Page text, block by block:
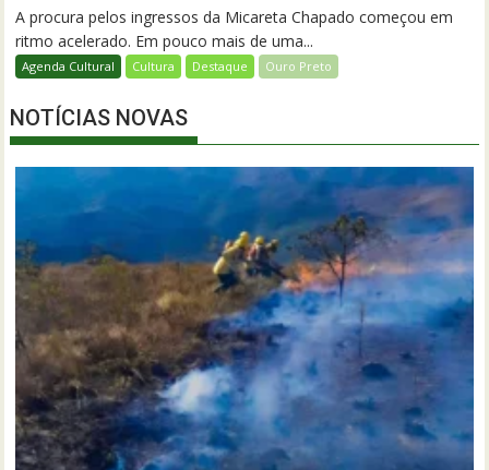
A procura pelos ingressos da Micareta Chapado começou em
ritmo acelerado. Em pouco mais de uma...
Agenda Cultural Cultura Destaque Ouro Preto
NOTÍCIAS NOVAS